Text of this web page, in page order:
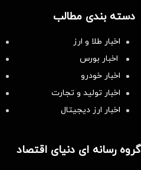
دسته بندی مطالب
اخبار طلا و ارز
اخبار بورس
اخبار خودرو
اخبار تولید و تجارت
اخبار ارز دیجیتال
گروه رسانه ای دنیای اقتصاد